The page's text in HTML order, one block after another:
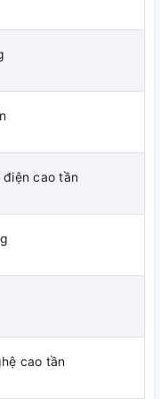
(Sáng-Chiều) 24 giờ
thời gian cho
cơm cực ngon, nấu
nấu gạo lức, nấu
điện cao tần
cao tần